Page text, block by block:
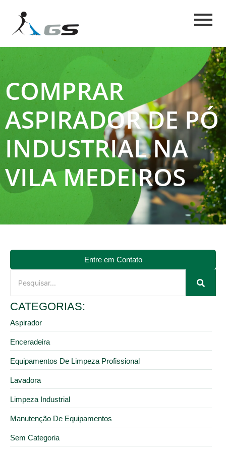
COMPRAR
ASPIRADOR DE PÓ
INDUSTRIAL NA
VILA MEDEIROS
Entre em Contato
CATEGORIAS:
Aspirador
Enceradeira
Equipamentos De Limpeza Profissional
Lavadora
Limpeza Industrial
Manutenção De Equipamentos
Sem Categoria